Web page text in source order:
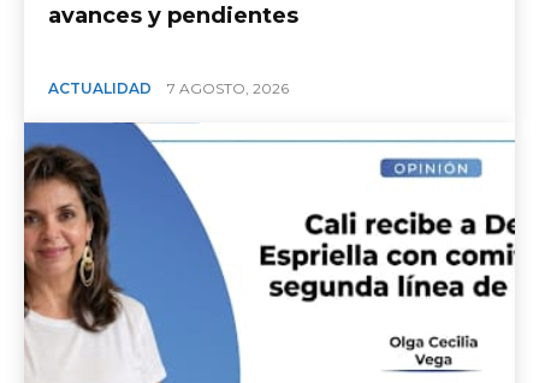
avances y pendientes
ACTUALIDAD 7 AGOSTO, 2026